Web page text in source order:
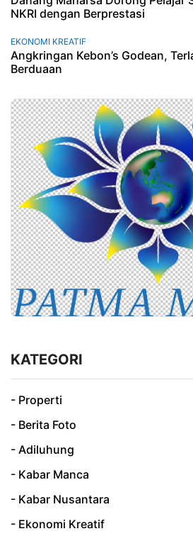
NKRI dengan Berprestasi
EKONOMI KREATIF
Angkringan Kebon’s Godean,
Berduaan
KATEGORI
- Properti
- Berita Foto
- Adiluhung
- Kabar Manca
- Kabar Nusantara
- Ekonomi Kreatif